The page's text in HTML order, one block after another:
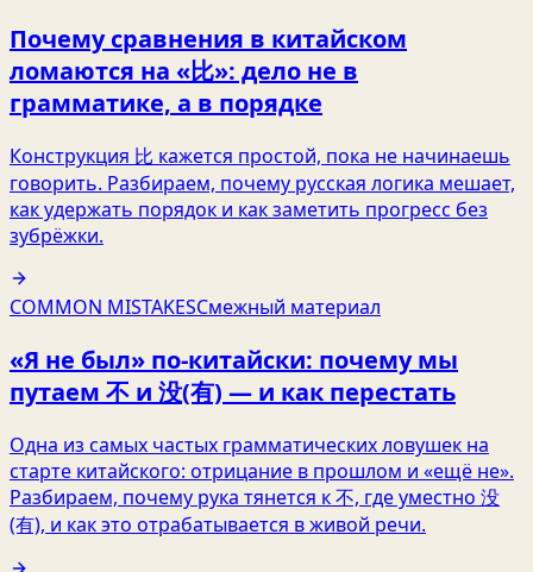
Почему сравнения в китайском
ломаются на «比»: дело не в
грамматике, а в порядке
Конструкция 比 кажется простой, пока не начинаешь
говорить. Разбираем, почему русская логика мешает,
как удержать порядок и как заметить прогресс без
зубрёжки.
COMMON MISTAKESСмежный материал
«Я не был» по-китайски: почему мы
путаем 不 и 没(有) — и как перестать
Одна из самых частых грамматических ловушек на
старте китайского: отрицание в прошлом и «ещё не».
Разбираем, почему рука тянется к 不, где уместно 没
(有), и как это отрабатывается в живой речи.